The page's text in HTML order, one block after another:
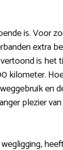
is. Voor
extra
is het
kilometer.
en
plezier